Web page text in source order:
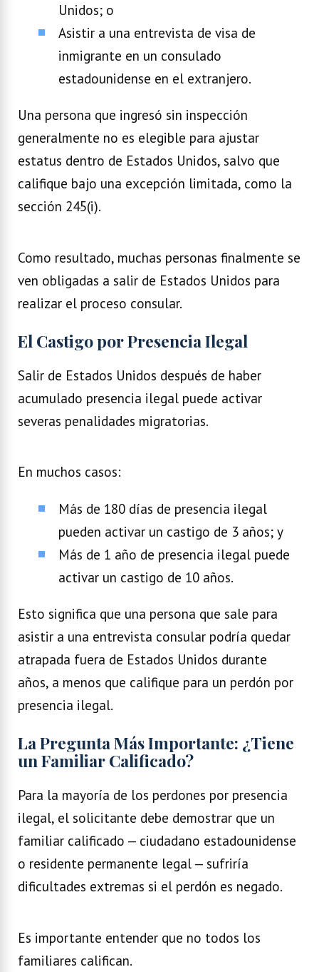
Unidos; o
Asistir a una entrevista de visa de
inmigrante en un consulado
estadounidense en el extranjero.
Una persona que ingresó sin inspección
generalmente no es elegible para ajustar
estatus dentro de Estados Unidos, salvo que
califique bajo una excepción limitada, como la
sección 245(i).
Como resultado, muchas personas finalmente se
ven obligadas a salir de Estados Unidos para
realizar el proceso consular.
El Castigo por Presencia Ilegal
Salir de Estados Unidos después de haber
acumulado presencia ilegal puede activar
severas penalidades migratorias.
En muchos casos:
Más de 180 días de presencia ilegal
pueden activar un castigo de 3 años; y
Más de 1 año de presencia ilegal puede
activar un castigo de 10 años.
Esto significa que una persona que sale para
asistir a una entrevista consular podría quedar
atrapada fuera de Estados Unidos durante
años, a menos que califique para un perdón por
presencia ilegal.
La Pregunta Más Importante: ¿Tiene
un Familiar Calificado?
Para la mayoría de los perdones por presencia
ilegal, el solicitante debe demostrar que un
familiar calificado — ciudadano estadounidense
o residente permanente legal — sufriría
dificultades extremas si el perdón es negado.
Es importante entender que no todos los
familiares califican.